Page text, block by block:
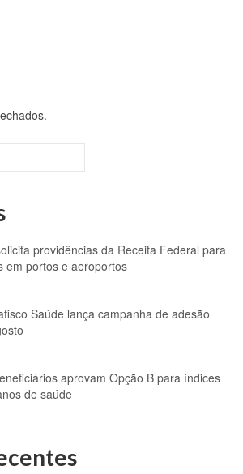
providências da Receita Federal para
em portos e aeroportos
Saúde lança campanha de adesão
aprovam Opção B para índices
de saúde